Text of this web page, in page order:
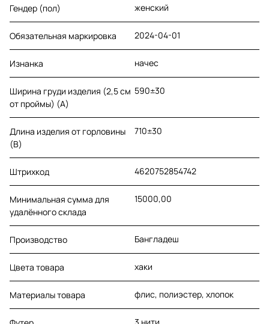
Гендер (пол) женский
Обязательная маркировка 2024-04-01
Изнанка начес
Ширина груди изделия (2,5 см
от проймы) (A)
590±30
Длина изделия от горловины
(B)
710±30
Штрихкод 4620752854742
Минимальная сумма для
удалённого склада
15000,00
Производство Бангладеш
Цвета товара хаки
Материалы товара флис, полиэстер, хлопок
3 нити